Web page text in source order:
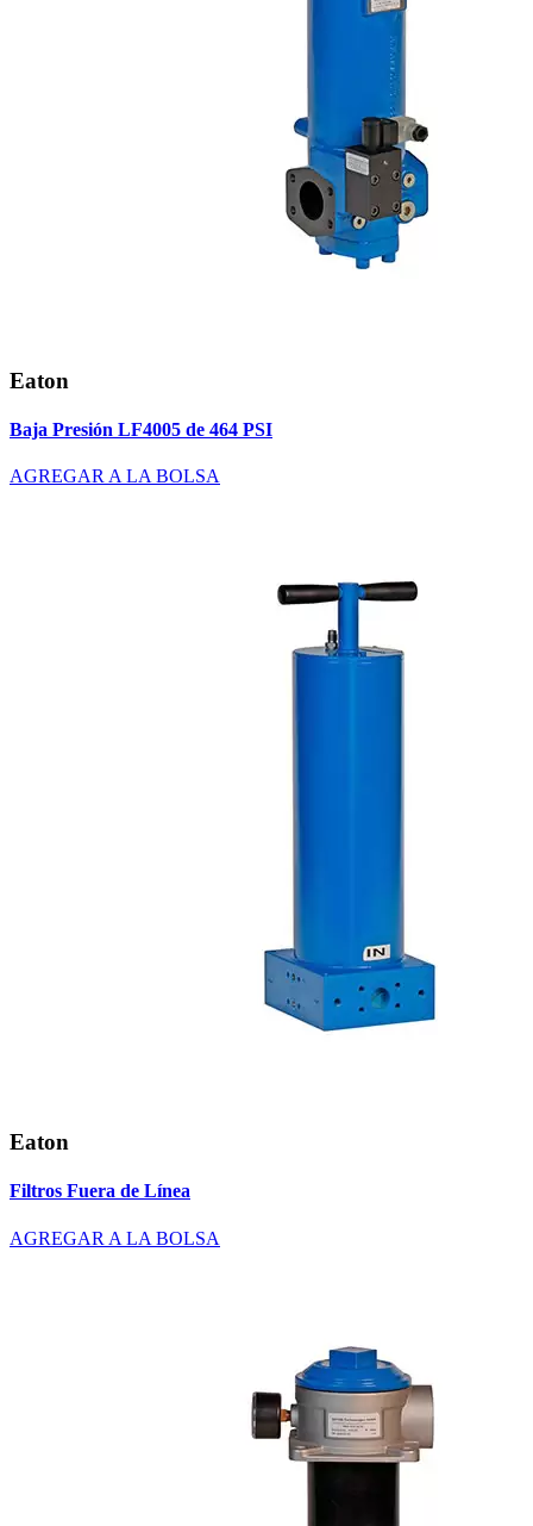
Eaton
Baja Presión LF4005 de 464 PSI
AGREGAR A LA BOLSA
Eaton
Filtros Fuera de Línea
AGREGAR A LA BOLSA